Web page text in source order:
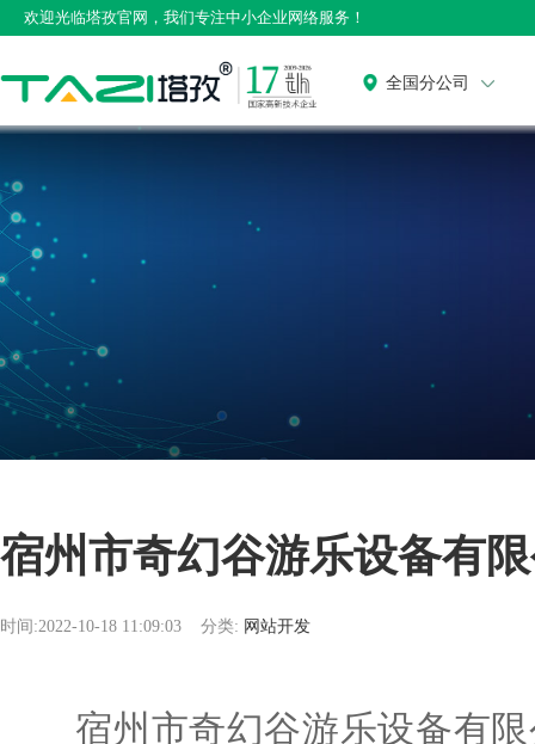
欢迎光临塔孜官网，我们专注中小企业网络服务！
全国分公司
宿州市奇幻谷游乐设备有
时间:2022-10-18 11:09:03 分类: 网站开发
宿州市奇幻谷游乐设备有限